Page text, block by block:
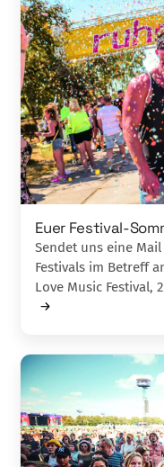
Euer Festival-
Sendet uns eine
Festivals im Betreff
Love Music Festival,